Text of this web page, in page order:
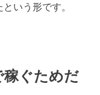
いう形です。
ぐためだ